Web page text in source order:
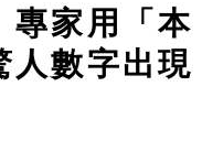
專家用「本
人數字出現